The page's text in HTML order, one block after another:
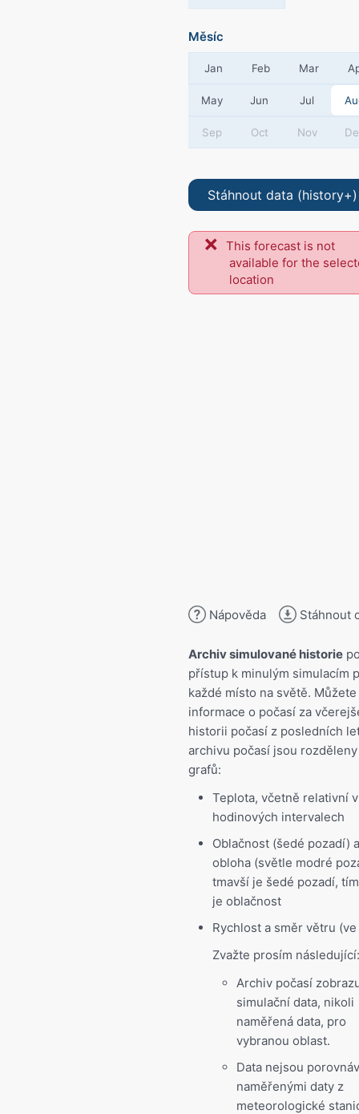
Měsíc
Jan Feb Mar
May Jun Jul
Sep Oct Nov
Stáhnout data (history+)
This forecast is not
available for the
location
Nápověda Stáhnout
Archiv simulované historie
přístup k minulým simulacím
každé místo na světě.
informace o počasí za
historii počasí z posledních
archivu počasí jsou
grafů:
Teplota, včetně relativní
hodinových intervalech
Oblačnost (šedé pozadí)
obloha (světle modré
tmavší je šedé pozadí,
je oblačnost
Rychlost a směr větru
Zvažte prosím následující:
Archiv počasí
simulační data, nikoli
naměřená data, pro
vybranou oblast.
Data nejsou
naměřenými daty z
meteorologické